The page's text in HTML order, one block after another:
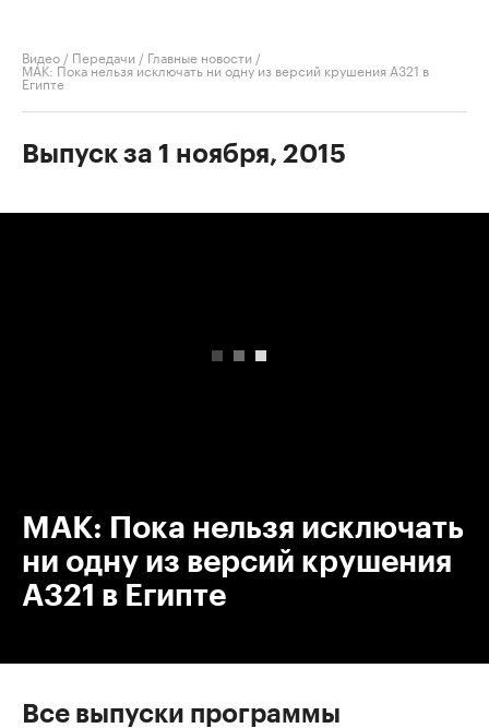
Видео / Передачи / Главные новости /
МАК: Пока нельзя исключать ни одну из версий крушения А321 в
Египте
Выпуск за 1 ноября, 2015
МАК: Пока нельзя исключать
ни одну из версий крушения
А321 в Египте
Все выпуски программы